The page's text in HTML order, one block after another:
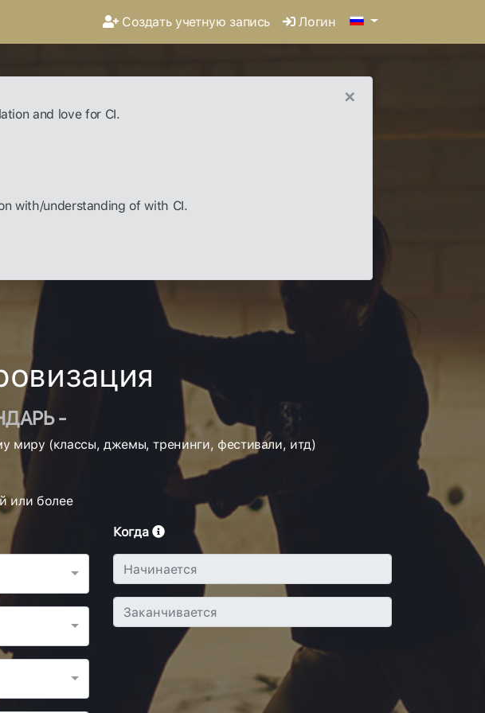
Создать учетную запись Логин
×
and love for CI.
with/understanding of with CI.
-
миру (классы, джемы, тренинги, фестивали, итд)
или более
Когда